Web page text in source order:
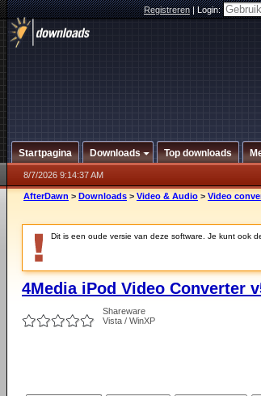
Registreren|Login:
Startpagina Downloads Top downloads
8/7/2026 9:14:37 AM
AfterDawn > Downloads > Video & Audio > Video
Dit is een oude versie van deze software. Je kunt ook
4Media iPod Video Converter
Shareware
Vista / WinXP